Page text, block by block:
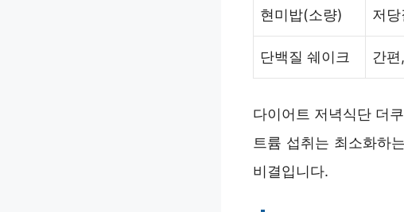
현미밥(소량) 저
단백질 쉐이크 간편
다이어트 저녁식단 더
트륨 섭취는 최소화하
비결입니다.